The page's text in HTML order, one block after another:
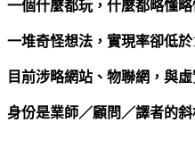
一個什麼都玩，什麼都略懂略
一堆奇怪想法，實現率卻低於
目前涉略網站、物聯網，與虛
身份是業師／顧問／譯者的斜